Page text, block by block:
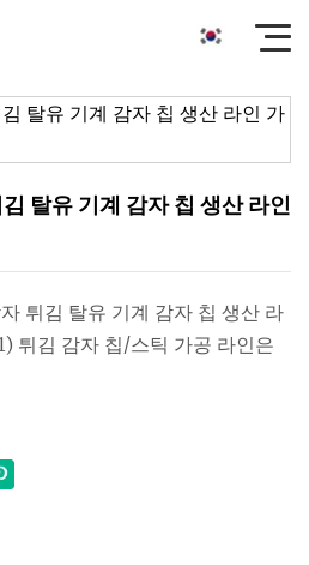
탈유 기계 감자 칩 생산 라인
튀김 탈유 기계 감자 칩 생산 라
튀김 감자 칩/스틱 가공 라인은